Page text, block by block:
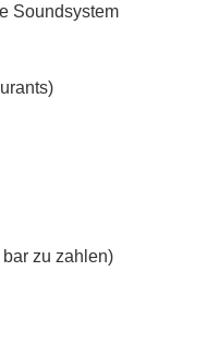
Soundsystem
zu zahlen)